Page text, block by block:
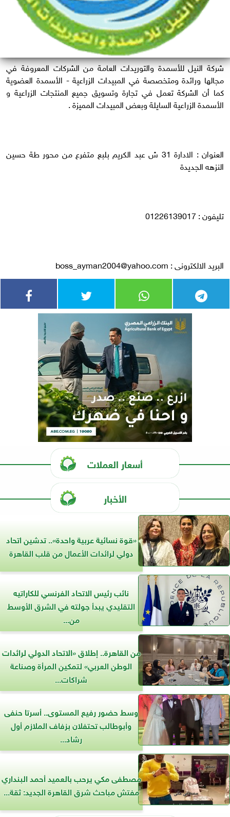
شركة النيل للأسمدة والتوريدات العامة من الشركات المعروفة في
مجالها ورائدة ومتخصصة في المبيدات الزراعية - الأسمدة العضوية
كما أن الشركة تعمل في تجارة وتسويق جميع المنتجات الزراعية و
الأسمدة الزراعية السايلة وبعض المبيدات المميزة .
العنوان : الادارة 31 ش عبد الكريم بلبع متفرع من محور طة حسين
النزهه الجديدة
تليفون : 01226139017
البريد الالكترونى : boss_ayman2004@yahoo.com
أسعار العملات
الأخبار
«قوة نسائية عربية واحدة».. تدشين اتحاد
دولي لرائدات الأعمال من قلب القاهرة
نائب رئيس الاتحاد الفرنسي للكاراتيه
التقليدي يبدأ جولته في الشرق الأوسط
من...
من القاهرة.. إطلاق «الاتحاد الدولي لرائدات
الوطن العربي» لتمكين المرأة وصناعة
شراكات...
وسط حضور رفيع المستوى.. أسرتا حنفى
وأبوطالب تحتفلان بزفاف الملازم أول
رشاد...
مصطفى مكي يرحب بالعميد أحمد البنداري
مفتش مباحث شرق القاهرة الجديد: ثقة...